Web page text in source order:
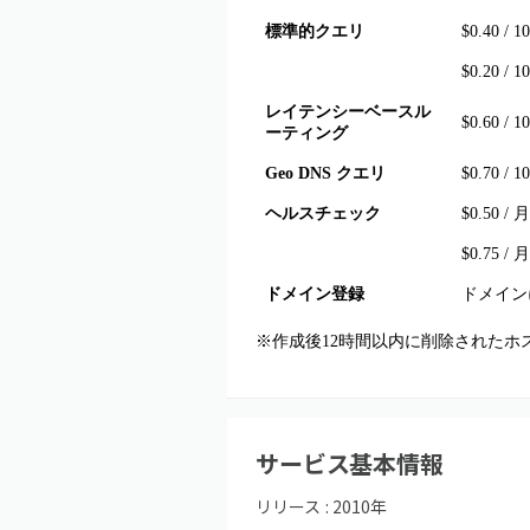
標準的クエリ $0.40 /
$0.20 /
レイテンシーベースル
ーティング
$0.60 /
Geo DNS クエリ $0.70 /
ヘルスチェック $0.50 / 月
$0.75 / 月
ドメイン登録 ドメイ
※作成後12時間以内に削除されたホ
サービス基本情報
リリース : 2010年